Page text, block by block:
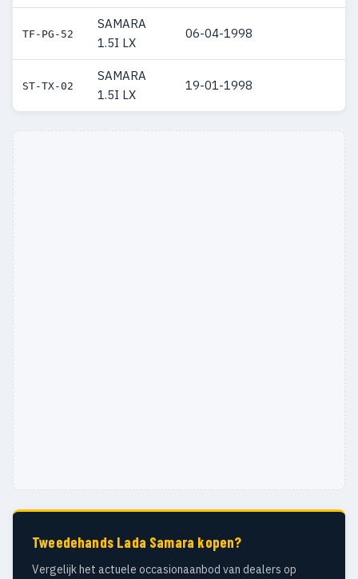
TF-PG-52
SAMARA
1.5I LX
06-04-1998
ST-TX-02
SAMARA
1.5I LX
19-01-1998
Tweedehands Lada Samara kopen?
Vergelijk het actuele occasionaanbod van dealers op